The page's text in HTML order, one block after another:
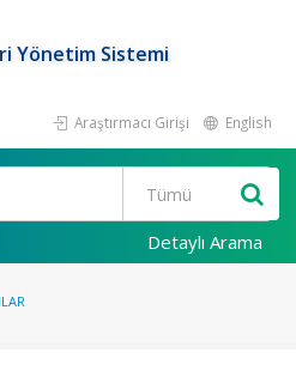
Yönetim Sistemi
Araştırmacı Girişi English
Detaylı Arama